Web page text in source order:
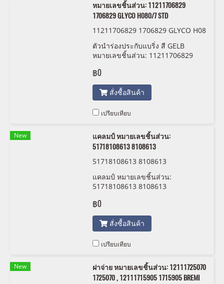
หมายเลขชิ้นส่วน: 11211706829
1706829 GLYCO H080/7 STD
11211706829 1706829 GLYCO H08
ตัวนำร่องประกับแบริ่ง สี GELB
หมายเลขชิ้นส่วน: 11211706829
฿0
สั่งซื้อสินค้า
เปรียบเทียบ
New
แคลมป์ หมายเลขชิ้นส่วน:
51718108613 8108613
51718108613 8108613
แคลมป์ หมายเลขชิ้นส่วน:
51718108613 8108613
฿0
สั่งซื้อสินค้า
เปรียบเทียบ
New
ฝาจ่าย หมายเลขชิ้นส่วน: 12111725070
1725070 , 12111715905 1715905 BREMI